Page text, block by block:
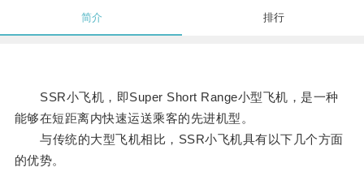
简介 排行
SSR小飞机，即Super Short Range小型飞机，是一种
能够在短距离内快速运送乘客的先进机型。
与传统的大型飞机相比，SSR小飞机具有以下几个方面
的优势。